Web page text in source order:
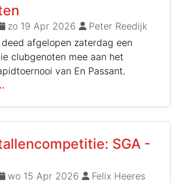
zo 19 Apr 2026
Peter Reedijk
afgelopen zaterdag een
clubgenoten mee aan het
van En Passant.
SGA -
wo 15 Apr 2026
Felix Heeres